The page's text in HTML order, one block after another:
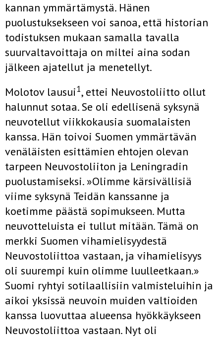
kannan ymmärtämystä. Hänen
puolustuksekseen voi sanoa, että historian
todistuksen mukaan samalla tavalla
suurvaltavoittaja on miltei aina sodan
jälkeen ajatellut ja menetellyt.
Molotov lausui1, ettei Neuvostoliitto ollut
halunnut sotaa. Se oli edellisenä syksynä
neuvotellut viikkokausia suomalaisten
kanssa. Hän toivoi Suomen ymmärtävän
venäläisten esittämien ehtojen olevan
tarpeen Neuvostoliiton ja Leningradin
puolustamiseksi. »Olimme kärsiväl­lisiä
viime syksynä Teidän kanssanne ja
koetimme päästä sopimukseen. Mutta
neuvotteluista ei tullut mitään. Tämä on
merkki Suomen viha­mielisyydestä
Neuvostoliittoa vastaan, ja vihamielisyys
oli suurempi kuin olimme luulleetkaan.»
Suomi ryhtyi sotilaallisiin valmisteluihin ja
aikoi yksissä neuvoin muiden valtioiden
kanssa luovuttaa alueensa hyökkäykseen
Neuvostoliittoa vastaan. Nyt oli